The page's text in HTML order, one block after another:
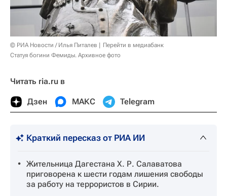
© РИА Новости / Илья Питалев
Перейти в медиабанк
Статуя богини Фемиды. Архивное фото
Читать ria.ru в
Дзен МАКС Telegram
Краткий пересказ от РИА ИИ
Жительница Дагестана Х. Р. Салаватова
приговорена к шести годам лишения свободы
за работу на террористов в Сирии.